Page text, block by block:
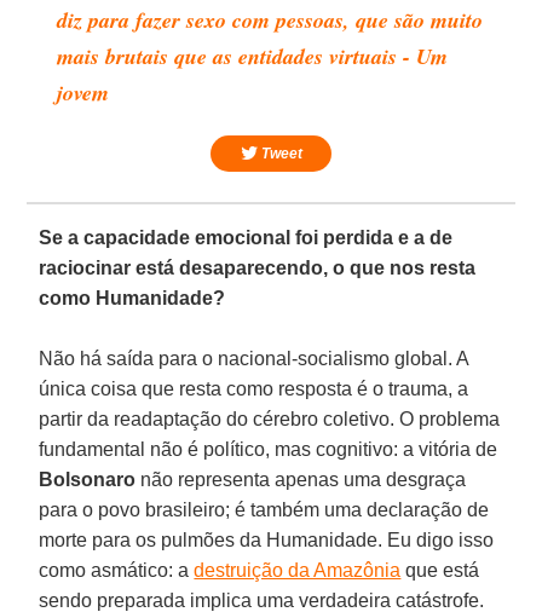
diz para fazer sexo com pessoas, que são muito
mais brutais que as entidades virtuais - Um
jovem
Tweet
Se a capacidade emocional foi perdida e a de
raciocinar está desaparecendo, o que nos resta
como Humanidade?
Não há saída para o nacional-socialismo global. A
única coisa que resta como resposta é o trauma, a
partir da readaptação do cérebro coletivo. O problema
fundamental não é político, mas cognitivo: a vitória de
Bolsonaro não representa apenas uma desgraça
para o povo brasileiro; é também uma declaração de
morte para os pulmões da Humanidade. Eu digo isso
como asmático: adestruição da Amazônia que está
sendo preparada implica uma verdadeira catástrofe.